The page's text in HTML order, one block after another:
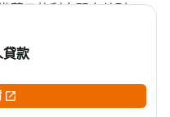
萬元的利息開支差別。
貸款
